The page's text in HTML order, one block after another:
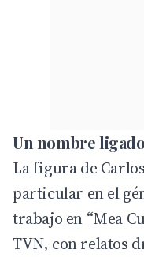
Un nombre
La figura de
particular en el
trabajo en “Mea
TVN, con relatos